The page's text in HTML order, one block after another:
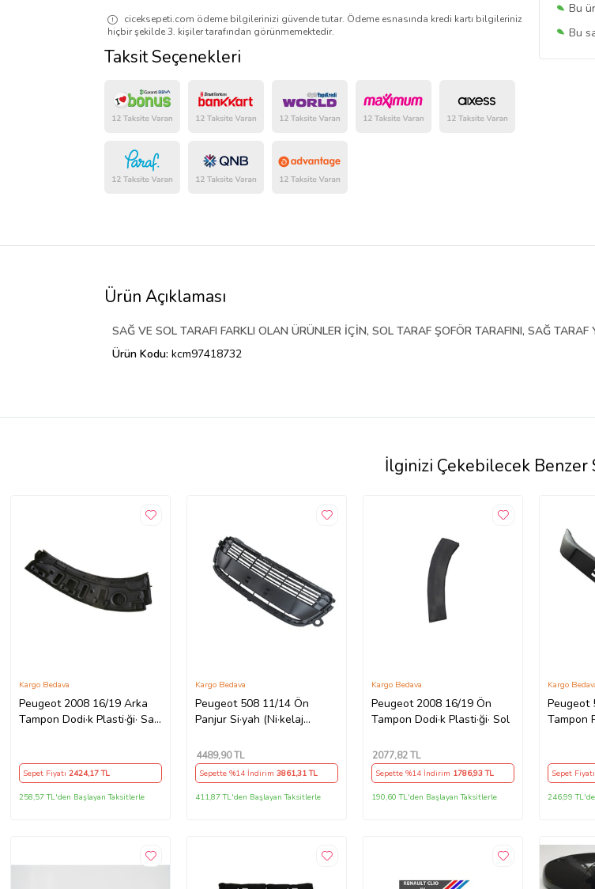
Bu
Bu
Bu
ciceksepeti.com ödeme bilgilerinizi güvende tutar. Ödeme esnasında kredi kartı bilgileriniz
hiçbir şekilde 3. kişiler tarafından görünmemektedir.
Taksit Seçenekleri
Ürün Açıklaması
SAĞ VE SOL TARAFI FARKLI OLAN ÜRÜNLER İÇİN, SOL TARAF ŞOFÖR TARAFINI, SAĞ TARAF
Ürün Kodu: kcm97418732
İlginizi Çekebilecek Benzer
Peugeot 2008 16/19 Arka
Tampon Dodi·k Plasti·ği· Sağ
Kargo Bedava
Sepet Fiyatı 2424,17 TL
258,57 TL'den Başlayan Taksitlerle
Peugeot 508 11/14 Ön
Panjur Si·yah (Ni·kelaj
Kargo Bedava
4489,90 TL
Sepette %14 İndirim 3861,31 TL
411,87 TL'den Başlayan Taksitlerle
Peugeot 2008 16/19 Ön
Tampon Dodi·k Plasti·ği· Sol
Kargo Bedava
2077,82 TL
Sepette %14 İndirim 1786,93 TL
190,60 TL'den Başlayan Taksitlerle
Peugeot
Tampon
Kargo
Sepet Fiyatı
246,99